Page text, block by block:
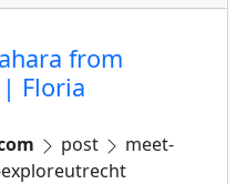
from
Floria
post
meet-